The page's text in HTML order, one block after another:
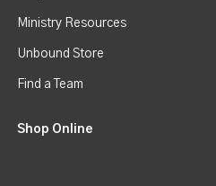
Ministry Resources
Unbound Store
Find a Team
Shop Online